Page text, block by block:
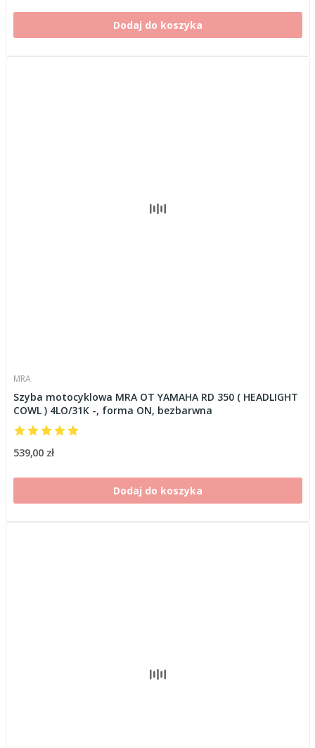
Dodaj do koszyka
MRA
Szyba motocyklowa MRA OT YAMAHA RD 350 ( HEADLIGHT
COWL ) 4LO/31K -, forma ON, bezbarwna
539,00 zł
Dodaj do koszyka